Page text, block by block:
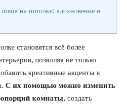
на потолке: вдохновение и
становятся всё более
позволяя не только
креативные акценты в
С их помощью можно изменить
комнаты, создать